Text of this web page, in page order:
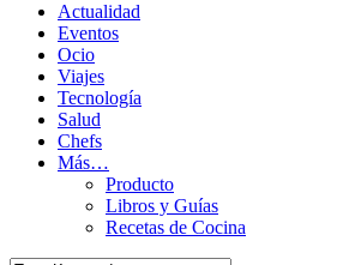
Actualidad
Eventos
Ocio
Viajes
Tecnología
Salud
Chefs
Más…
Producto
Libros y Guías
Recetas de Cocina